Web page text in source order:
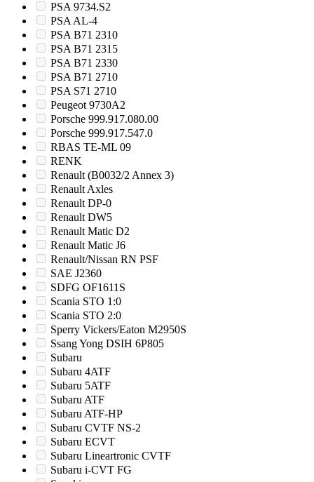
PSA 9734.S2
PSA AL-4
PSA B71 2310
PSA B71 2315
PSA B71 2330
PSA B71 2710
PSA S71 2710
Peugeot 9730A2
Porsche 999.917.080.00
Porsche 999.917.547.0
RBAS TE-ML 09
RENK
Renault (B0032/2 Annex 3)
Renault Axles
Renault DP-0
Renault DW5
Renault Matic D2
Renault Matic J6
Renault/Nissan RN PSF
SAE J2360
SDFG OF1611S
Scania STO 1:0
Scania STO 2:0
Sperry Vickers/Eaton M2950S
Ssang Yong DSIH 6P805
Subaru
Subaru 4ATF
Subaru 5ATF
Subaru ATF
Subaru ATF-HP
Subaru CVTF NS-2
Subaru ECVT
Subaru Lineartronic CVTF
Subaru i-CVT FG